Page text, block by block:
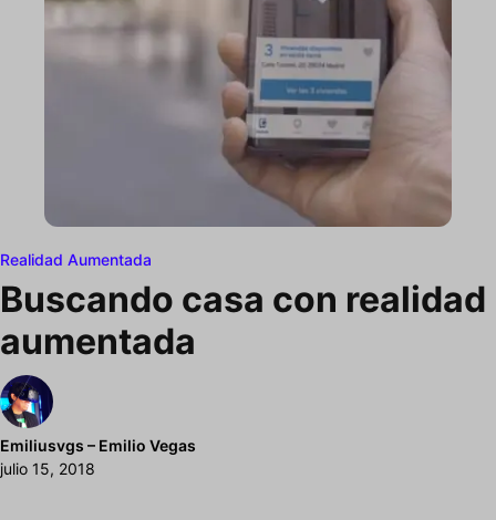
Realidad Aumentada
Buscando casa con realidad
aumentada
Emiliusvgs – Emilio Vegas
julio 15, 2018